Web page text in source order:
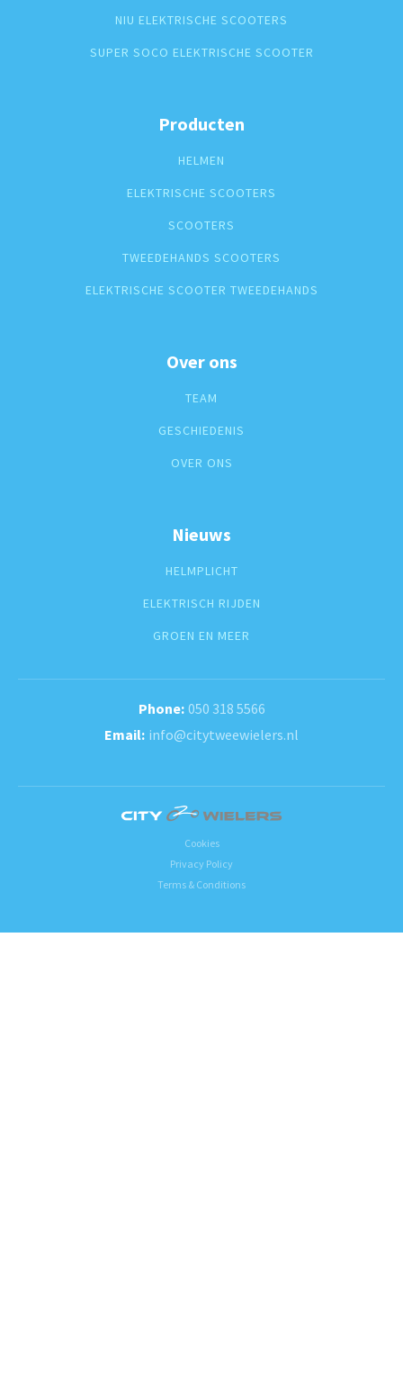
NIU ELEKTRISCHE SCOOTERS
SUPER SOCO ELEKTRISCHE SCOOTER
Producten
HELMEN
ELEKTRISCHE SCOOTERS
SCOOTERS
TWEEDEHANDS SCOOTERS
ELEKTRISCHE SCOOTER TWEEDEHANDS
Over ons
TEAM
GESCHIEDENIS
OVER ONS
Nieuws
HELMPLICHT
ELEKTRISCH RIJDEN
GROEN EN MEER
050 318 5566
info@citytweewielers.nl
Cookies
Privacy Policy
Terms & Conditions